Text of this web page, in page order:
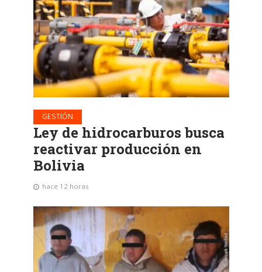
GESTIÓN
Ley de hidrocarburos busca
reactivar producción en
Bolivia
hace 12 horas